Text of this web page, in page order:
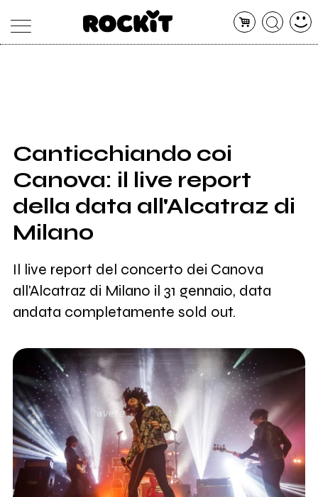
SHOP
RADIO
Canticchiando coi
Canova: il live report
della data all'Alcatraz di
Milano
Il live report del concerto dei Canova
all'Alcatraz di Milano il 31 gennaio, data
andata completamente sold out.